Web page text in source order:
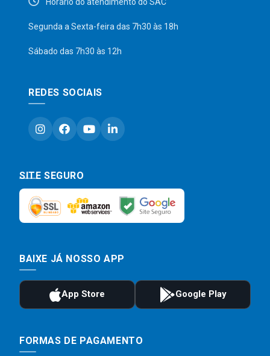
Segunda a Sexta-feira das 7h30 às 18h
Sábado das 7h30 às 12h
REDES SOCIAIS
SITE SEGURO
BAIXE JÁ NOSSO APP
FORMAS DE PAGAMENTO